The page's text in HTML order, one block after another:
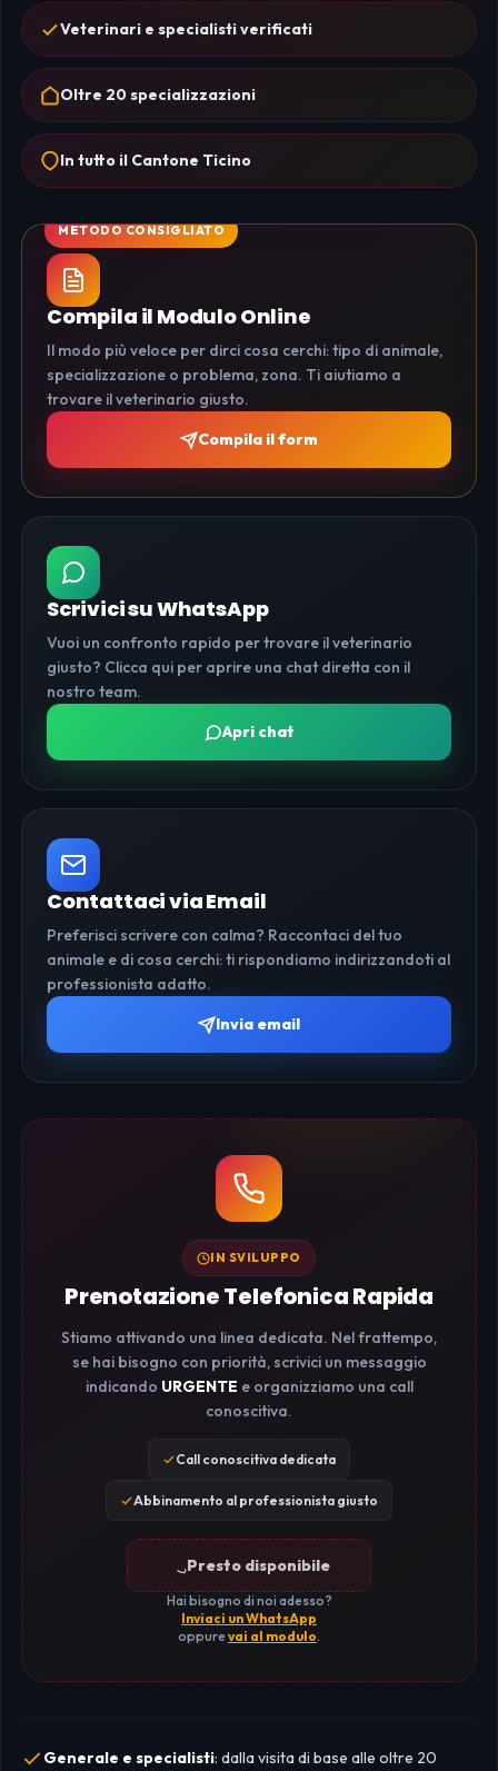
Veterinari e specialisti verificati
Oltre 20 specializzazioni
In tutto il Cantone Ticino
Compila il Modulo Online
Il modo più veloce per dirci cosa cerchi: tipo di animale,
specializzazione o problema, zona. Ti aiutiamo a
trovare il veterinario giusto.
Compila il form
Scrivici su WhatsApp
Vuoi un confronto rapido per trovare il veterinario
giusto? Clicca qui per aprire una chat diretta con il
nostro team.
Apri chat
Contattaci via Email
Preferisci scrivere con calma? Raccontaci del tuo
animale e di cosa cerchi: ti rispondiamo indirizzandoti al
professionista adatto.
Invia email
IN SVILUPPO
Prenotazione Telefonica Rapida
Stiamo attivando una linea dedicata. Nel frattempo,
se hai bisogno con priorità, scrivici un messaggio
indicando URGENTE e organizziamo una call
conoscitiva.
Call conoscitiva dedicata
Abbinamento al professionista giusto
Presto disponibile
Hai bisogno di noi adesso?
Inviaci un WhatsApp
oppurevai al modulo.
Generale e specialisti: dalla visita di base alle oltre 20